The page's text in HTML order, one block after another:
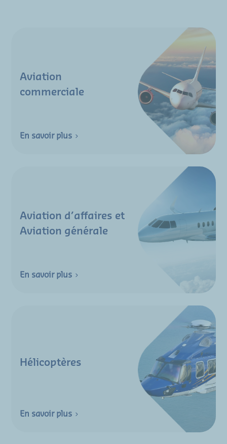
Aviation
commerciale
En savoir plus
Aviation d’affaires et
Aviation générale
En savoir plus
Hélicoptères
En savoir plus